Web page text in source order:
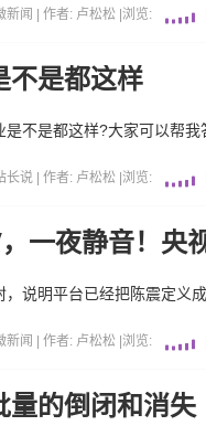
新闻 | 作者: 卢松松 浏览:
不是都这样
不是都这样?大家可以帮我
长说 | 作者: 卢松松 浏览:
一夜静音！央
，说明平台已经把陈震定义
新闻 | 作者: 卢松松 浏览:
量的倒闭和消失